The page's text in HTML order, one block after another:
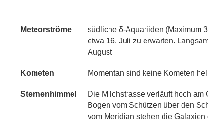
Meteorströme
südliche δ-Aquariiden (Maximum 30.
etwa 16. Juli zu erwarten. Langsame
August
Kometen Momentan sind keine Kometen heller
Sternenhimmel
Die Milchstrasse verläuft hoch am
Bogen vom Schützen über den
vom Meridian stehen die Galaxien